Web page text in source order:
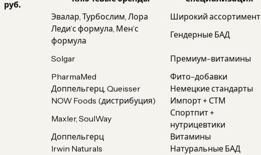
руб.
Эвалар, Турбослим, Лора
Широкий ассортимент
Леди’с формула, Мен’с
формула
Гендерные БАД
Solgar
Премиум-витамины
PharmaMed
Фито-добавки
Доппельгерц, Queisser
Немецкие стандарты
NOW Foods (дистрибуция)
Импорт + СТМ
Maxler, SoulWay
Спортпит +
нутрицевтики
Доппельгерц
Витамины
Irwin Naturals
Натуральные БАД